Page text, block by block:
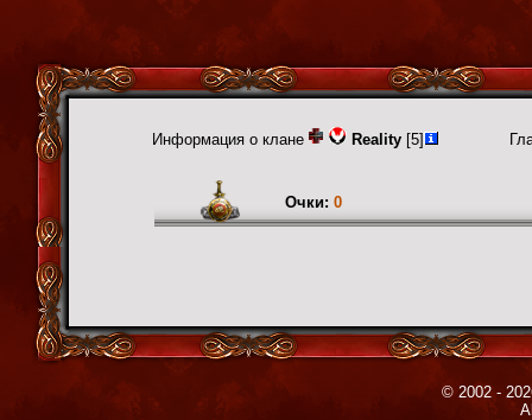
Информация о клане Reality [5]
Очки: 0
© 2002 -